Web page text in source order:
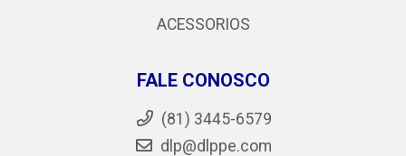
ACESSORIOS
FALE CONOSCO
(81) 3445-6579
dlp@dlppe.com